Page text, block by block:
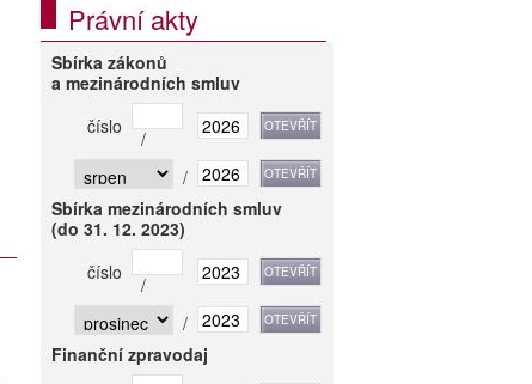
Právní akty
Sbírka zákonů
a mezinárodních smluv
číslo
/
/
Sbírka mezinárodních smluv
(do 31. 12. 2023)
číslo
/
/
Finanční zpravodaj